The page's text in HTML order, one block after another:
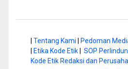
Tentang Kami Pedoman
Etika Kode Etik| SOP
Kode Etik Redaksi dan